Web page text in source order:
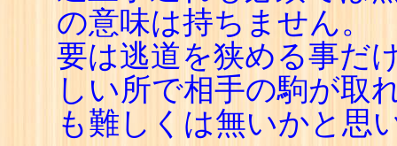
の意味は持ちません。
要は逃道を狭める事だ
しい所で相手の駒が取
も難しくは無いかと思